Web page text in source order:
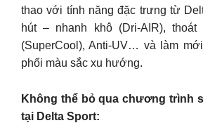
thao với tính năng đặc trưng từ
hút – nhanh khô (Dri-AIR),
(SuperCool), Anti-UV… và làm
phối màu sắc xu hướng.
Không thể bỏ qua chương trình
tại Delta Sport: